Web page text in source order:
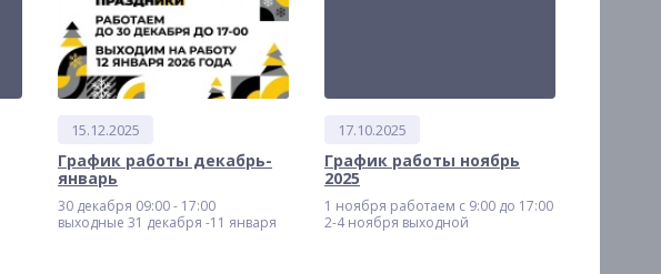
15.12.2025
График работы декабрь-
январь
30 декабря 09:00 - 17:00
выходные 31 декабря -11 января
17.10.2025
График работы ноябрь
2025
1 ноября работаем с 9:00 до 17:00
2-4 ноября выходной